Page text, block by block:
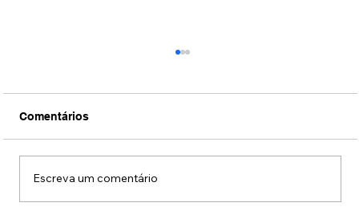
Comentários
Escreva um comentário